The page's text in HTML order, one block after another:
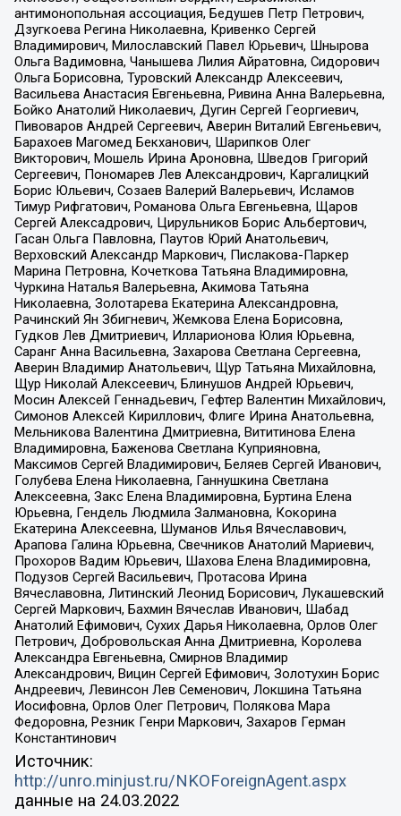
антимонопольная ассоциация, Бедушев Петр Петрович,
Дзугкоева Регина Николаевна, Кривенко Сергей
Владимирович, Милославский Павел Юрьевич, Шнырова
Ольга Вадимовна, Чанышева Лилия Айратовна, Сидорович
Ольга Борисовна, Туровский Александр Алексеевич,
Васильева Анастасия Евгеньевна, Ривина Анна Валерьевна,
Бойко Анатолий Николаевич, Дугин Сергей Георгиевич,
Пивоваров Андрей Сергеевич, Аверин Виталий Евгеньевич,
Барахоев Магомед Бекханович, Шарипков Олег
Викторович, Мошель Ирина Ароновна, Шведов Григорий
Сергеевич, Пономарев Лев Александрович, Каргалицкий
Борис Юльевич, Созаев Валерий Валерьевич, Исламов
Тимур Рифгатович, Романова Ольга Евгеньевна, Щаров
Сергей Алексадрович, Цирульников Борис Альбертович,
Гасан Ольга Павловна, Паутов Юрий Анатольевич,
Верховский Александр Маркович, Пислакова-Паркер
Марина Петровна, Кочеткова Татьяна Владимировна,
Чуркина Наталья Валерьевна, Акимова Татьяна
Николаевна, Золотарева Екатерина Александровна,
Рачинский Ян Збигневич, Жемкова Елена Борисовна,
Гудков Лев Дмитриевич, Илларионова Юлия Юрьевна,
Саранг Анна Васильевна, Захарова Светлана Сергеевна,
Аверин Владимир Анатольевич, Щур Татьяна Михайловна,
Щур Николай Алексеевич, Блинушов Андрей Юрьевич,
Мосин Алексей Геннадьевич, Гефтер Валентин Михайлович,
Симонов Алексей Кириллович, Флиге Ирина Анатольевна,
Мельникова Валентина Дмитриевна, Вититинова Елена
Владимировна, Баженова Светлана Куприяновна,
Максимов Сергей Владимирович, Беляев Сергей Иванович,
Голубева Елена Николаевна, Ганнушкина Светлана
Алексеевна, Закс Елена Владимировна, Буртина Елена
Юрьевна, Гендель Людмила Залмановна, Кокорина
Екатерина Алексеевна, Шуманов Илья Вячеславович,
Арапова Галина Юрьевна, Свечников Анатолий Мариевич,
Прохоров Вадим Юрьевич, Шахова Елена Владимировна,
Подузов Сергей Васильевич, Протасова Ирина
Вячеславовна, Литинский Леонид Борисович, Лукашевский
Сергей Маркович, Бахмин Вячеслав Иванович, Шабад
Анатолий Ефимович, Сухих Дарья Николаевна, Орлов Олег
Петрович, Добровольская Анна Дмитриевна, Королева
Александра Евгеньевна, Смирнов Владимир
Александрович, Вицин Сергей Ефимович, Золотухин Борис
Андреевич, Левинсон Лев Семенович, Локшина Татьяна
Иосифовна, Орлов Олег Петрович, Полякова Мара
Федоровна, Резник Генри Маркович, Захаров Герман
Константинович
Источник:
http://unro.minjust.ru/NKOForeignAgent.aspx
данные на 24.03.2022